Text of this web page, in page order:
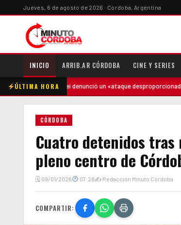
Jueves, 6 de agosto de 2026 · Córdoba, Argentina
INICIO ARRIB.AR CÓRDOBA CINE Y SERIES
ÚLTIMA HORA
· Milei denunció un «ataque desproporcionado» de
CÓRDOBA
Cuatro detenidos
pleno centro de
🗓 09/01/2026 07:28✍ Redacción Minuto Córdoba
COMPARTIR: